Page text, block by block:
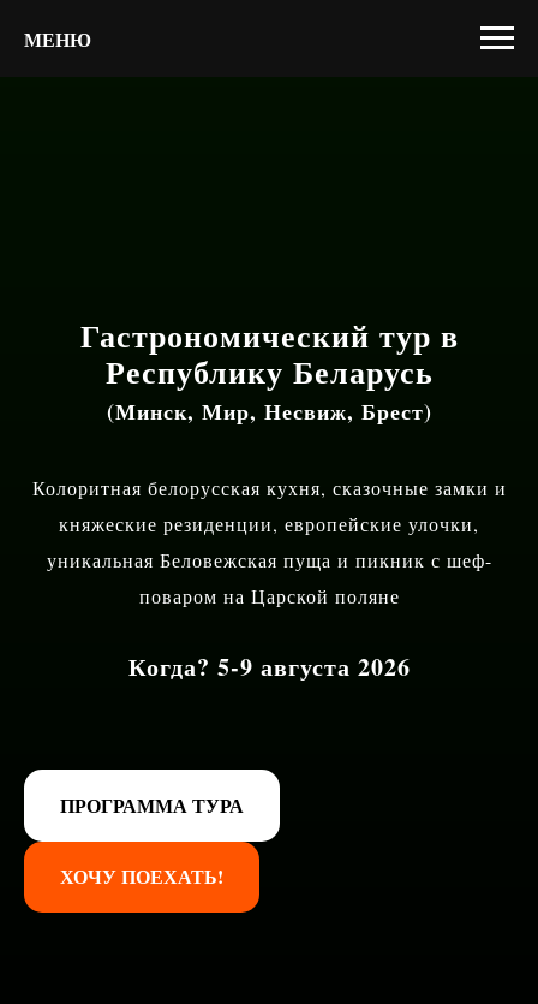
МЕНЮ
Гастрономический тур в
Республику Беларусь
(Минск, Мир, Несвиж, Брест)
Колоритная белорусская кухня, сказочные замки и
княжеские резиденции, европейские улочки,
уникальная Беловежская пуща и пикник с шеф-
поваром на Царской поляне
Когда? 5-9 августа 2026
ПРОГРАММА ТУРА
ХОЧУ ПОЕХАТЬ!